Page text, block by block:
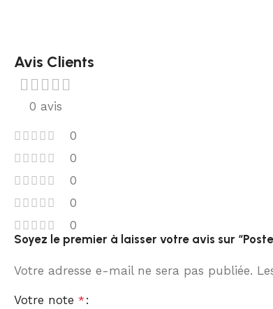
Avis Clients
0 avis
0
0
0
0
0
Soyez le premier à laisser votre avis sur
Votre adresse e-mail ne sera pas publiée.
Votre note *